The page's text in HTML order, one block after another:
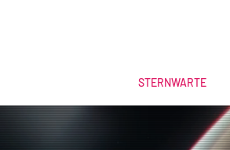
STERNWARTE